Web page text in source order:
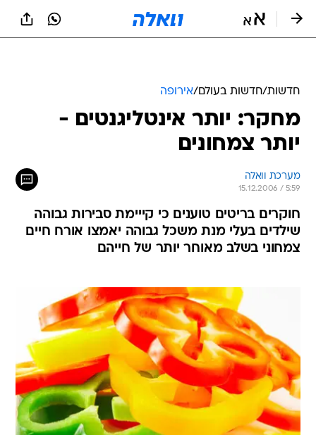
חדשות/חדשות בעולם/אירופה
מחקר: יותר אינטליגנטים -
יותר צמחונים
מערכת וואלה
15.12.2006 / 5:59
חוקרים בריטים טוענים כי קייימת סבירות גבוהה
שילדים בעלי מנת משכל גבוהה יאמצו אורח חיים
צמחוני בשלב מאוחר יותר של חייהם